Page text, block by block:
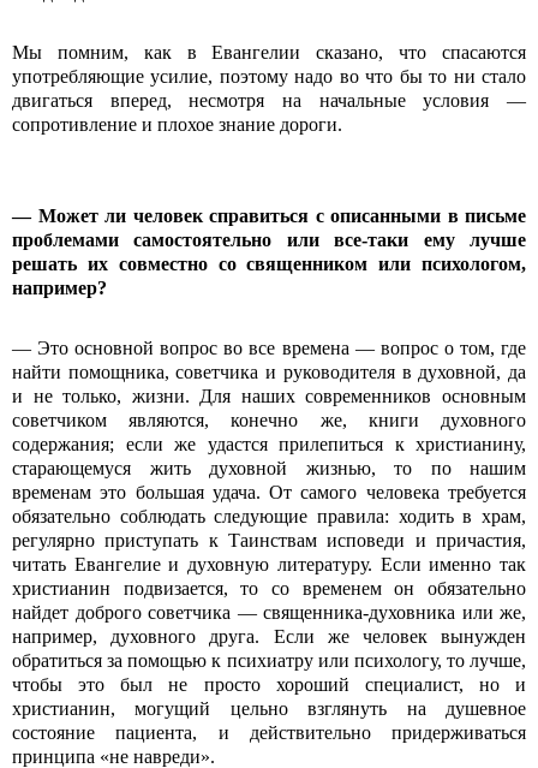
Мы помним, как в Евангелии сказано, что спасаются
употребляющие усилие, поэтому надо во что бы то ни стало
двигаться вперед, несмотря на начальные условия —
сопротивление и плохое знание дороги.
— Может ли человек справиться с описанными в письме
проблемами самостоятельно или все-таки ему лучше
решать их совместно со священником или психологом,
например?
— Это основной вопрос во все времена — вопрос о том, где
найти помощника, советчика и руководителя в духовной, да
и не только, жизни. Для наших современников основным
советчиком являются, конечно же, книги духовного
содержания; если же удастся прилепиться к христианину,
старающемуся жить духовной жизнью, то по нашим
временам это большая удача. От самого человека требуется
обязательно соблюдать следующие правила: ходить в храм,
регулярно приступать к Таинствам исповеди и причастия,
читать Евангелие и духовную литературу. Если именно так
христианин подвизается, то со временем он обязательно
найдет доброго советчика — священника-духовника или же,
например, духовного друга. Если же человек вынужден
обратиться за помощью к психиатру или психологу, то лучше,
чтобы это был не просто хороший специалист, но и
христианин, могущий цельно взглянуть на душевное
состояние пациента, и действительно придерживаться
принципа «не навреди».